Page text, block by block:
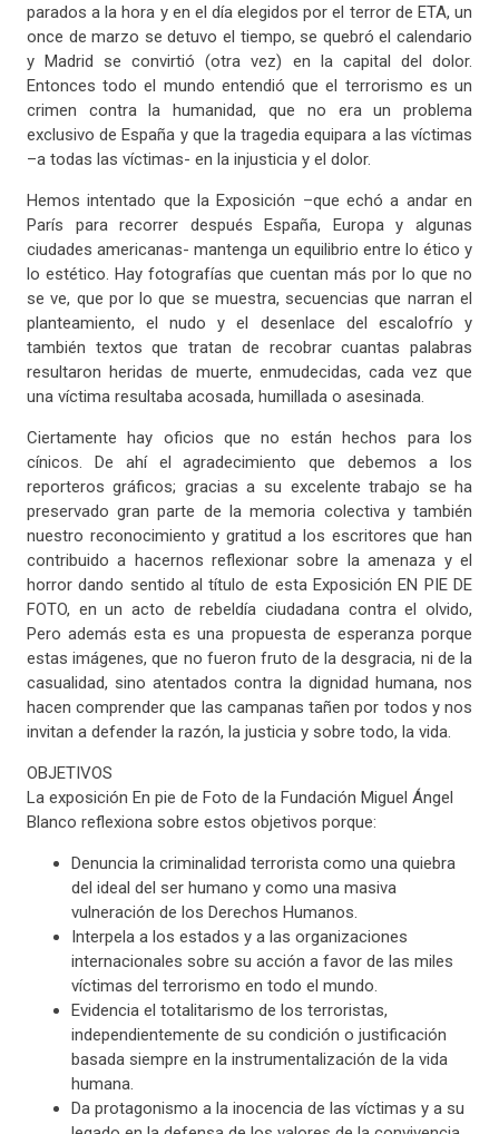
parados a la hora y en el día elegidos por el terror de ETA, un
once de marzo se detuvo el tiempo, se quebró el calendario
y Madrid se convirtió (otra vez) en la capital del dolor.
Entonces todo el mundo entendió que el terrorismo es un
crimen contra la humanidad, que no era un problema
exclusivo de España y que la tragedia equipara a las víctimas
–a todas las víctimas- en la injusticia y el dolor.
Hemos intentado que la Exposición –que echó a andar en
París para recorrer después España, Europa y algunas
ciudades americanas- mantenga un equilibrio entre lo ético y
lo estético. Hay fotografías que cuentan más por lo que no
se ve, que por lo que se muestra, secuencias que narran el
planteamiento, el nudo y el desenlace del escalofrío y
también textos que tratan de recobrar cuantas palabras
resultaron heridas de muerte, enmudecidas, cada vez que
una víctima resultaba acosada, humillada o asesinada.
Ciertamente hay oficios que no están hechos para los
cínicos. De ahí el agradecimiento que debemos a los
reporteros gráficos; gracias a su excelente trabajo se ha
preservado gran parte de la memoria colectiva y también
nuestro reconocimiento y gratitud a los escritores que han
contribuido a hacernos reflexionar sobre la amenaza y el
horror dando sentido al título de esta Exposición EN PIE DE
FOTO, en un acto de rebeldía ciudadana contra el olvido,
Pero además esta es una propuesta de esperanza porque
estas imágenes, que no fueron fruto de la desgracia, ni de la
casualidad, sino atentados contra la dignidad humana, nos
hacen comprender que las campanas tañen por todos y nos
invitan a defender la razón, la justicia y sobre todo, la vida.
OBJETIVOS
La exposición En pie de Foto de la Fundación Miguel Ángel
Blanco reflexiona sobre estos objetivos porque:
Denuncia la criminalidad terrorista como una quiebra
del ideal del ser humano y como una masiva
vulneración de los Derechos Humanos.
Interpela a los estados y a las organizaciones
internacionales sobre su acción a favor de las miles
víctimas del terrorismo en todo el mundo.
Evidencia el totalitarismo de los terroristas,
independientemente de su condición o justificación
basada siempre en la instrumentalización de la vida
humana.
Da protagonismo a la inocencia de las víctimas y a su